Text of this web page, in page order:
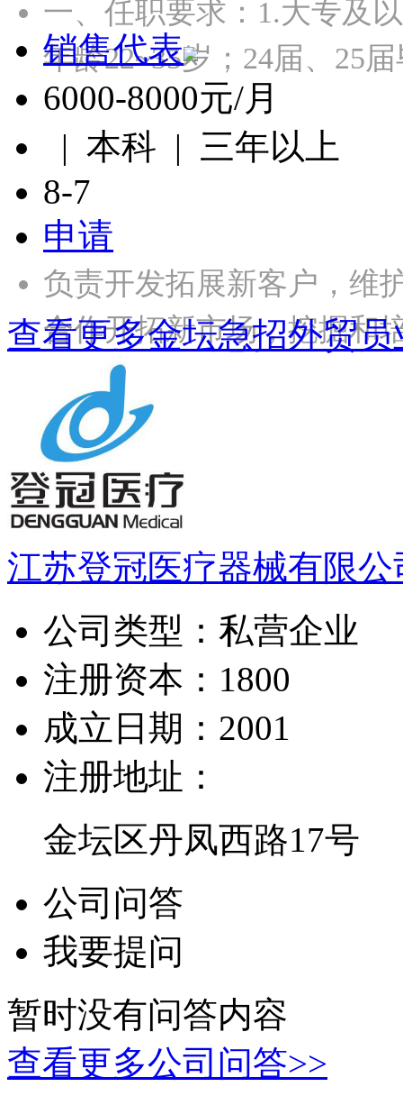
一、任职要求：1.大专及
年龄22~35岁；24届、25
销售代表
6000-8000元/月
| 本科 | 三年以上
8-7
申请
负责开发拓展新客户，维
合作开拓新市场，挖掘
查看更多金坛急招外贸
江苏登冠医疗器械有限公
公司类型： 私营企业
注册资本： 1800
成立日期： 2001
注册地址：
金坛区丹凤西路17号
公司问答
我要提问
暂时没有问答内容
查看更多公司问答>>